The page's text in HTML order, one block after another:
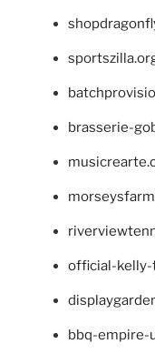
brasserie-
official-kelly-
bbq-empire-